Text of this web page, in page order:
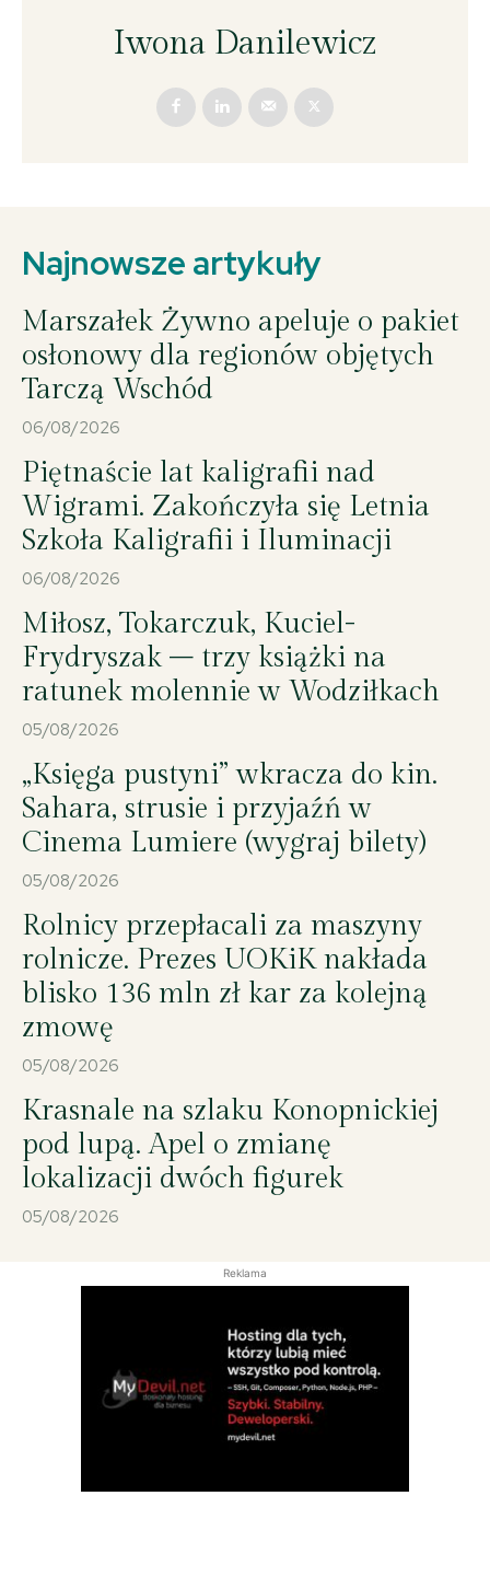
Iwona Danilewicz
Najnowsze artykuły
Marszałek Żywno apeluje o pakiet
osłonowy dla regionów objętych
Tarczą Wschód
06/08/2026
Piętnaście lat kaligrafii nad
Wigrami. Zakończyła się Letnia
Szkoła Kaligrafii i Iluminacji
06/08/2026
Miłosz, Tokarczuk, Kuciel-
Frydryszak – trzy książki na
ratunek molennie w Wodziłkach
05/08/2026
„Księga pustyni” wkracza do kin.
Sahara, strusie i przyjaźń w
Cinema Lumiere (wygraj bilety)
05/08/2026
Rolnicy przepłacali za maszyny
rolnicze. Prezes UOKiK nakłada
blisko 136 mln zł kar za kolejną
zmowę
05/08/2026
Krasnale na szlaku Konopnickiej
pod lupą. Apel o zmianę
lokalizacji dwóch figurek
05/08/2026
Reklama